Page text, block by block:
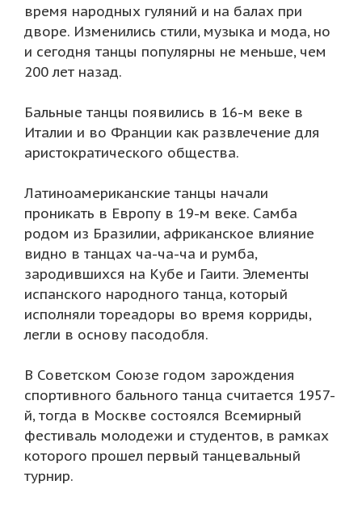
время народных гуляний и на балах при
дворе. Изменились стили, музыка и мода, но
и сегодня танцы популярны не меньше, чем
200 лет назад.
Бальные танцы появились в 16-м веке в
Италии и во Франции как развлечение для
аристократического общества.
Латиноамериканские танцы начали
проникать в Европу в 19-м веке. Самба
родом из Бразилии, африканское влияние
видно в танцах ча-ча-ча и румба,
зародившихся на Кубе и Гаити. Элементы
испанского народного танца, который
исполняли тореадоры во время корриды,
легли в основу пасодобля.
В Советском Союзе годом зарождения
спортивного бального танца считается 1957-
й, тогда в Москве состоялся Всемирный
фестиваль молодежи и студентов, в рамках
которого прошел первый танцевальный
турнир.